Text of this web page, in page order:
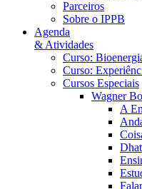
Parceiros
Sobre o IPPB
Agenda
& Atividades
Curso:
Curso:
Cursos Especiais
Wagner
A